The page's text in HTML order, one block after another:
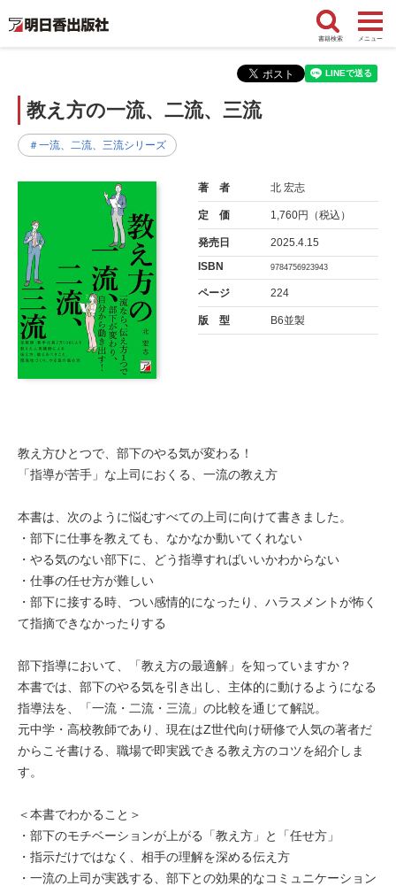
書籍検索 メニュー
教え方の一流、二流、三流
＃一流、二流、三流シリーズ
著 者 北 宏志
定 価 1,760円（税込）
発売日
2025.4.15
ISBN
9784756923943
ページ 224
版 型 B6並製
教え方ひとつで、部下のやる気が変わる！
「指導が苦手」な上司におくる、一流の教え方
本書は、次のように悩むすべての上司に向けて書きました。
・部下に仕事を教えても、なかなか動いてくれない
・やる気のない部下に、どう指導すればいいかわからない
・仕事の任せ方が難しい
・部下に接する時、つい感情的になったり、ハラスメントが怖く
て指摘できなかったりする
部下指導において、「教え方の最適解」を知っていますか？
本書では、部下のやる気を引き出し、主体的に動けるようになる
指導法を、「一流・二流・三流」の比較を通じて解説。
元中学・高校教師であり、現在はZ世代向け研修で人気の著者だ
からこそ書ける、職場で即実践できる教え方のコツを紹介しま
す。
＜本書でわかること＞
・部下のモチベーションが上がる「教え方」と「任せ方」
・指示だけではなく、相手の理解を深める伝え方
・一流の上司が実践する、部下との効果的なコミュニケーション